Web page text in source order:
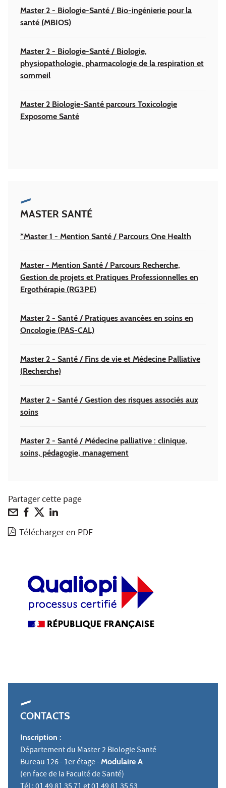
Master 2 - Biologie-Santé / Bio-ingénierie pour la
santé (MBIOS)
Master 2 - Biologie-Santé / Biologie,
physiopathologie, pharmacologie de la respiration et
sommeil
Master 2 Biologie-Santé parcours Toxicologie
Exposome Santé
MASTER SANTÉ
*Master 1 - Mention Santé / Parcours One Health
Master - Mention Santé / Parcours Recherche,
Gestion de projets et Pratiques Professionnelles en
Ergothérapie (RG3PE)
Master 2 - Santé / Pratiques avancées en soins en
Oncologie (PAS-CAL)
Master 2 - Santé / Fins de vie et Médecine Palliative
(Recherche)
Master 2 - Santé / Gestion des risques associés aux
soins
Master 2 - Santé / Médecine palliative : clinique,
soins, pédagogie, management
Partager cette page
Télécharger en PDF
CONTACTS
Inscription :
Département du Master 2 Biologie Santé
Bureau 126 - 1er étage - Modulaire A
(en face de la Faculté de Santé)